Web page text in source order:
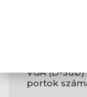
VGA (D-Sub)
portok